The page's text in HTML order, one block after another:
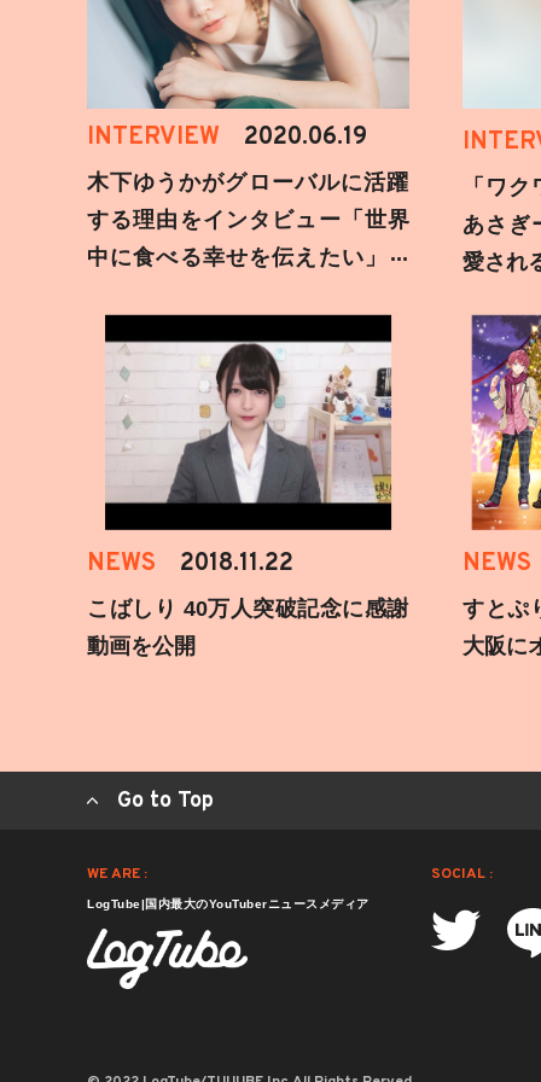
INTERVIEW 2020.06.19
木下ゆうかがグローバルに活躍
する理由をインタビュー「世界
中に食べる幸せを伝えたい」新
「ワ
あさぎ
愛され
NEWS 2018.11.22
こばしり 40万人突破記念に感謝
動画を公開
NEWS
すとぷ
大阪に
Go to Top
WE ARE :
LogTube|国内最大のYouTuberニュースメディア
SOCIAL :